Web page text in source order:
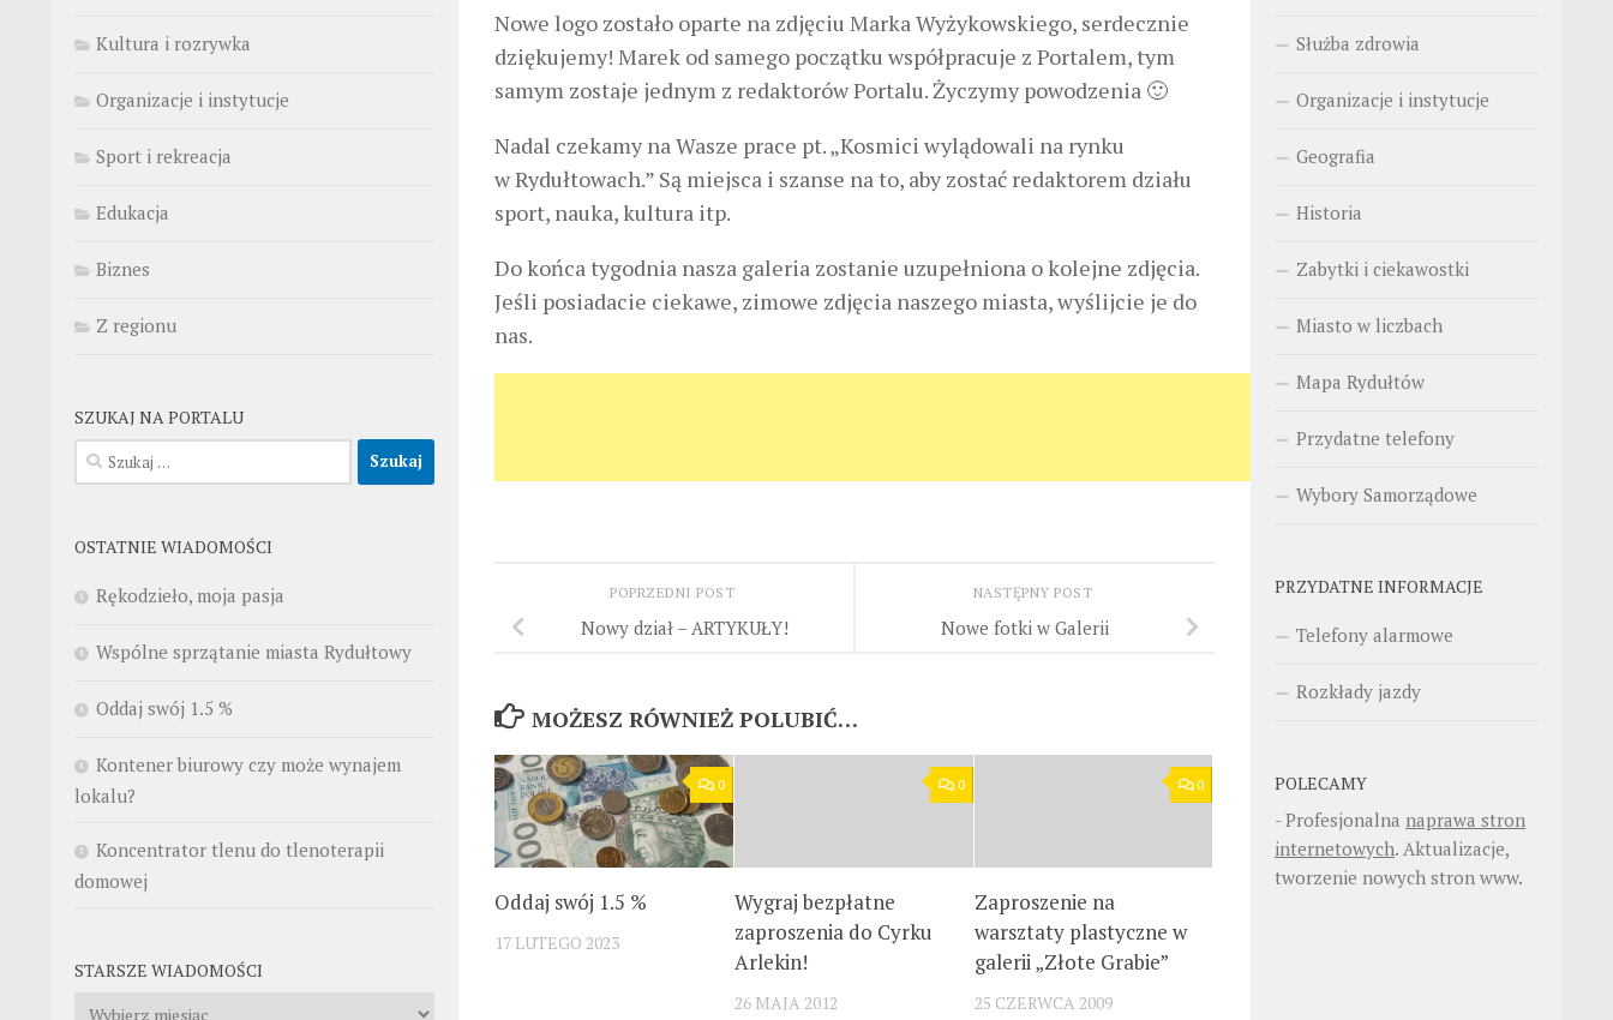
Nowe logo zostało oparte na zdjęciu Marka Wyżykowskiego, serdecznie
dziękujemy! Marek od samego początku współpracuje z Portalem, tym
samym zostaje jednym z redaktorów Portalu. Życzymy powodzenia 🙂
Nadal czekamy na Wasze prace pt.„Kosmici wylądowali na rynku
w Rydułtowach.” Są miejsca i szanse na to, aby zostać redaktorem działu
sport, nauka, kultura itp.
Do końca tygodnia nasza galeria zostanie uzupełniona o kolejne zdjęcia.
Jeśli posiadacie ciekawe, zimowe zdjęcia naszego miasta, wyślijcie je do
nas.
NASTĘPNY POST
Nowe fotki w Galerii
POPRZEDNI POST
Nowy dział – ARTYKUŁY!
MOŻESZ RÓWNIEŻ POLUBIĆ…
0
Oddaj swój 1.5 %
17 LUTEGO 2023
0
Wygraj bezpłatne
zaproszenia do Cyrku
Arlekin!
26 MAJA 2012
0
Zaproszenie na
warsztaty plastyczne w
galerii „Złote Grabie”
25 CZERWCA 2009
Kultura i rozrywka
Organizacje i instytucje
Sport i rekreacja
Edukacja
Biznes
Z regionu
SZUKAJ NA PORTALU
Szukaj:
OSTATNIE WIADOMOŚCI
Rękodzieło, moja pasja
Wspólne sprzątanie miasta Rydułtowy
Oddaj swój 1.5 %
Kontener biurowy czy może wynajem
lokalu?
Koncentrator tlenu do tlenoterapii
domowej
STARSZE WIADOMOŚCI
Starsze
Służba zdrowia
Organizacje i instytucje
Geografia
Historia
Zabytki i ciekawostki
Miasto w liczbach
Mapa Rydułtów
Przydatne telefony
Wybory Samorządowe
PRZYDATNE INFORMACJE
Telefony alarmowe
Rozkłady jazdy
POLECAMY
- Profesjonalna naprawa stron
internetowych. Aktualizacje,
tworzenie nowych stron www.